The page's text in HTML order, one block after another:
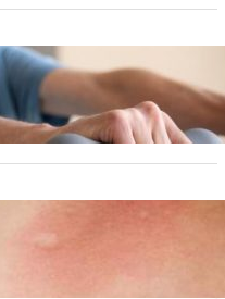
cardiovasculare:
pentru reducerea
domiciliu
influențează atracția
asupra alegerii